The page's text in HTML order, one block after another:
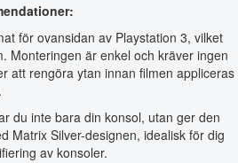
för ovansidan av Playstation 3, vilket
Monteringen är enkel och kräver ingen
att rengöra ytan innan filmen appliceras
du inte bara din konsol, utan ger den
Matrix Silver-designen, idealisk för dig
av konsoler.